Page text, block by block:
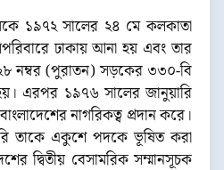
১৯৭২ সালের ২৪ মে কলকাতা
ঢাকায় আনা হয় এবং তার
নম্বর (পুরাতন) সড়কের ৩৩০-বি
হয়। এরপর ১৯৭৬ সালের জানুয়ারি
নাগরিকত্ব প্রদান করে।
তাকে একুশে পদকে ভূষিত করা
দ্বিতীয় বেসামরিক সম্মানসূচক